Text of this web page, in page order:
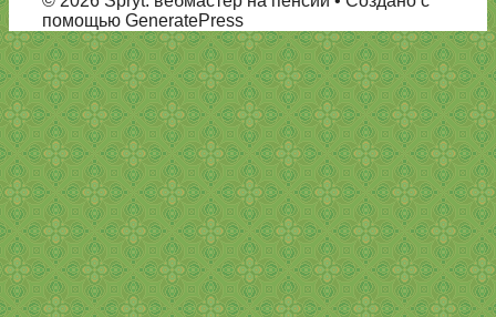
помощью GeneratePress